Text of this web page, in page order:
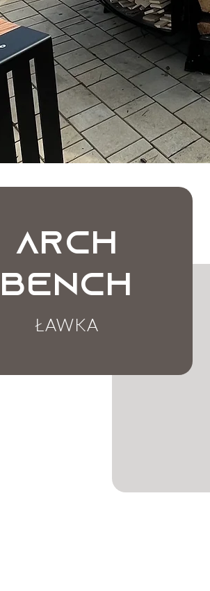
ARCH
bench
ŁAWKA